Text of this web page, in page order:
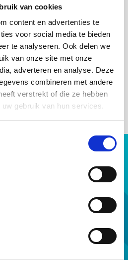
van cookies
content en advertenties te
voor social media te bieden
te analyseren. Ook delen we
van onze site met onze
adverteren en analyse. Deze
combineren met andere
verstrekt of die ze hebben
gebruik van hun services.
nog geen achterstanden of
hulp. Deze groep is dus aanzienlijk
een achterstand heeft. Het is
bewust zijn en dat problemen bij
gesignaleerd, ook al is er nog
Met de Woonlastenmonitor
voor beleidsmakers en andere